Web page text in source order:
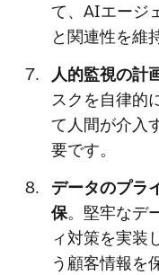
て、AIエージ
と関連性を維
人的監視の計
スクを自律的
て人間が介入
要です。
データのプラ
保。堅牢なデ
ィ対策を実装
う顧客情報を